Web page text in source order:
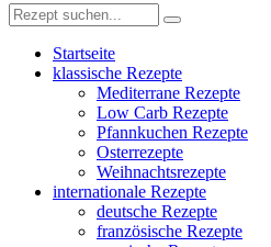
Startseite
klassische Rezepte
Mediterrane Rezepte
Low Carb Rezepte
Pfannkuchen Rezepte
Osterrezepte
Weihnachtsrezepte
internationale Rezepte
deutsche Rezepte
französische Rezepte